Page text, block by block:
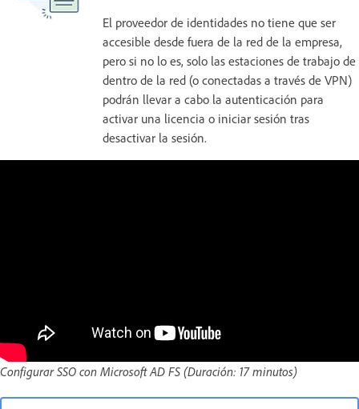
El proveedor de identidades no tiene que ser
accesible desde fuera de la red de la empresa,
pero si no lo es, solo las estaciones de trabajo de
dentro de la red (o conectadas a través de VPN)
podrán llevar a cabo la autenticación para
activar una licencia o iniciar sesión tras
desactivar la sesión.
Configurar SSO con Microsoft AD FS (Duración: 17 minutos)